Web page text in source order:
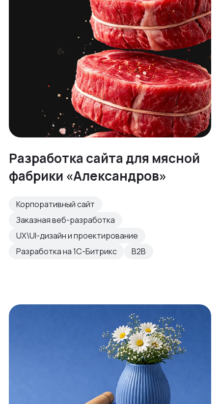
Разработка сайта для мясной
фабрики «Александров»
Корпоративный сайт
Заказная веб-разработка
UX\UI-дизайн и проектирование
Разработка на 1С-Битрикс
B2B